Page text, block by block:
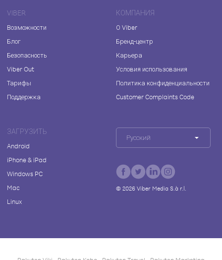
VIBER
Возможности
Блог
Безопасность
Viber Out
Тарифы
Поддержка
КОМПАНИЯ
О Viber
Бренд-центр
Карьера
Условия использования
Политика конфиденциальности
Customer Complaints Code
ЗАГРУЗИТЬ
Android
iPhone & iPad
Windows PC
Mac
Linux
Русский
© 2026Viber Media S.à r.l.